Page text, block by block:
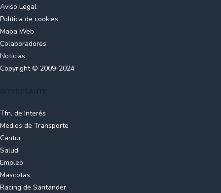
Aviso Legal
Política de cookies
Mapa Web
Colaboradores
Noticias
Copyright © 2009-2024
Tfn. de Interés
Medios de Transporte
Cantur
Salud
Empleo
Mascotas
Racing de Santander